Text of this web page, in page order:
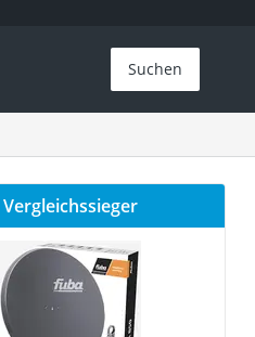
Suchen
Vergleichssieger